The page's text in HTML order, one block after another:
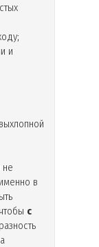
и
не
в
с